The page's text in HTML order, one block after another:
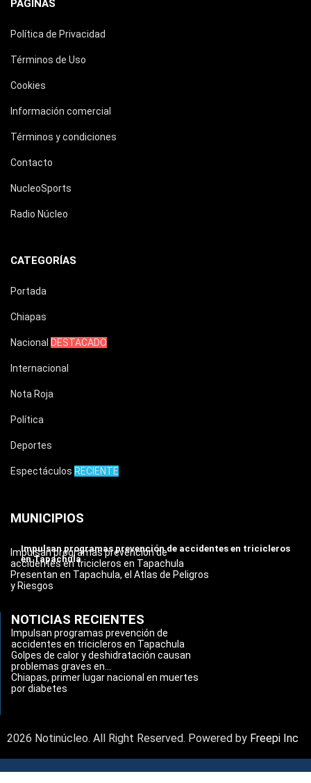
PÁGINAS
Política de Privacidad
Términos de Uso
Cookies
Información comercial
Términos y condiciones
Contacto
NucleoSports
Radio Núcleo
CATEGORÍAS
Portada
Chiapas
Nacional DESTACADO
Internacional
Nota Roja
Política
Deportes
Espectáculos RECIENTE
MUNICIPIOS
Impulsan programas prevención de accidentes en tricicleros
en Tapachula
Impulsan programas prevención de
accidentes en tricicleros en Tapachula
Presentan en Tapachula, el Atlas de Peligros
y Riesgos
NOTICIAS RECIENTES
Impulsan programas prevención de
accidentes en tricicleros en Tapachula
Golpes de calor y deshidratación causan
problemas graves en...
Chiapas, primer lugar nacional en muertes
por diabetes
2026 Notinúcleo. All Right Reserved. Powered by Freepi Inc